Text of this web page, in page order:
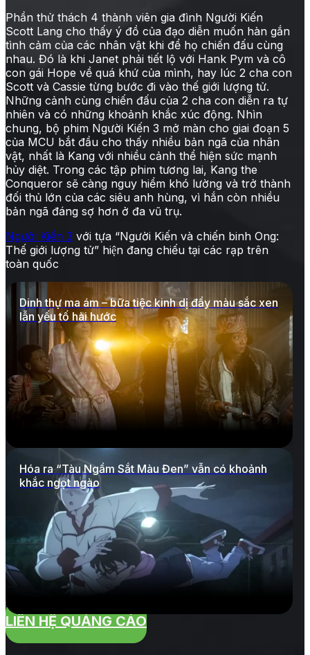
Phần thử thách 4 thành viên gia đình Người Kiến
Scott Lang cho thấy ý đồ của đạo diễn muốn hàn gắn
tình cảm của các nhân vật khi để họ chiến đấu cùng
nhau. Đó là khi Janet phải tiết lộ với Hank Pym và cô
con gái Hope về quá khứ của mình, hay lúc 2 cha con
Scott và Cassie từng bước đi vào thế giới lượng tử.
Những cảnh cùng chiến đấu của 2 cha con diễn ra tự
nhiên và có những khoảnh khắc xúc động. Nhìn
chung, bộ phim Người Kiến 3 mở màn cho giai đoạn 5
của MCU bắt đầu cho thấy nhiều bản ngã của nhân
vật, nhất là Kang với nhiều cảnh thể hiện sức mạnh
hủy diệt. Trong các tập phim tương lai, Kang the
Conqueror sẽ càng nguy hiểm khó lường và trở thành
đối thủ lớn của các siêu anh hùng, vì hắn còn nhiều
bản ngã đáng sợ hơn ở đa vũ trụ.
Người Kiến 3 với tựa “Người Kiến và chiến binh Ong:
Thế giới lượng tử” hiện đang chiếu tại các rạp trên
toàn quốc
Dinh thự ma ám – bữa tiệc kinh dị đầy màu sắc xen
lẫn yếu tố hài hước
Hóa ra “Tàu Ngầm Sắt Màu Đen” vẫn có khoảnh
khắc ngọt ngào
LIÊN HỆ QUẢNG CÁO